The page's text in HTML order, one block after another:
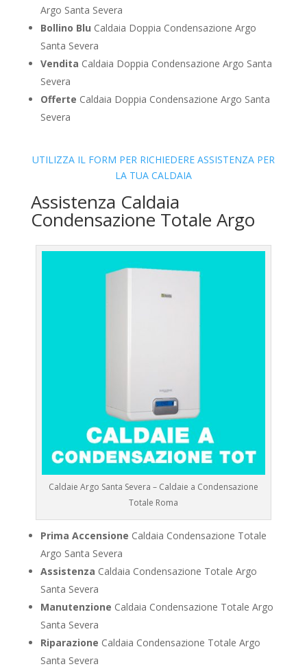
Argo Santa Severa
Bollino Blu Caldaia Doppia Condensazione Argo
Santa Severa
Vendita Caldaia Doppia Condensazione Argo Santa
Severa
Offerte Caldaia Doppia Condensazione Argo Santa
Severa
UTILIZZA IL FORM PER RICHIEDERE ASSISTENZA PER
LA TUA CALDAIA
Assistenza Caldaia
Condensazione Totale Argo
Caldaie Argo Santa Severa – Caldaie a Condensazione
Totale Roma
Prima Accensione Caldaia Condensazione Totale
Argo Santa Severa
Assistenza Caldaia Condensazione Totale Argo
Santa Severa
Manutenzione Caldaia Condensazione Totale Argo
Santa Severa
Riparazione Caldaia Condensazione Totale Argo
Santa Severa